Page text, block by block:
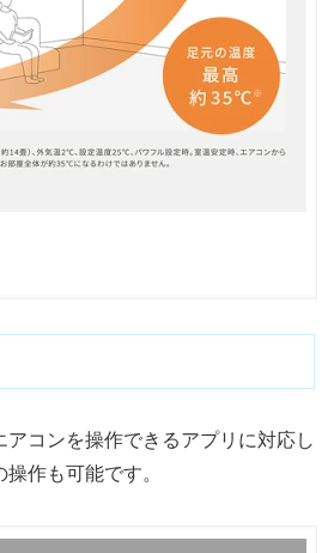
アコンを操作できるアプリに対応し
作も可能です。